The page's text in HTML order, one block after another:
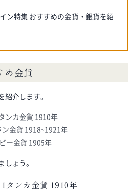
ン特集 おすすめの金貨・銀貨を紹
め金貨
紹介します。
ンカ金貨 1910年
ン金貨 1918~1921年
ー金貨 1905年
しょう。
タンカ金貨 1910年